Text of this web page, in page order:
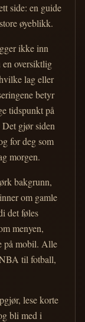
side: en guide
øyeblikk.
ikke inn
en oversiktlig
lag eller
betyr
tidspunkt på
Det gjør siden
for deg som
morgen.
bakgrunn,
om gamle
det føles
menyen,
på mobil. Alle
til fotball,
lese korte
bli med i